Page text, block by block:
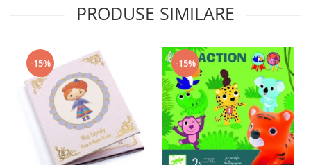
PRODUSE SIMILARE
-15% -15%